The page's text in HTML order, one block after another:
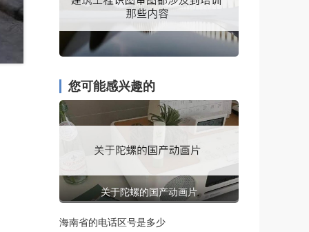
您可能感兴趣的
关于陀螺的国产动画片
海南省的电话区号是多少